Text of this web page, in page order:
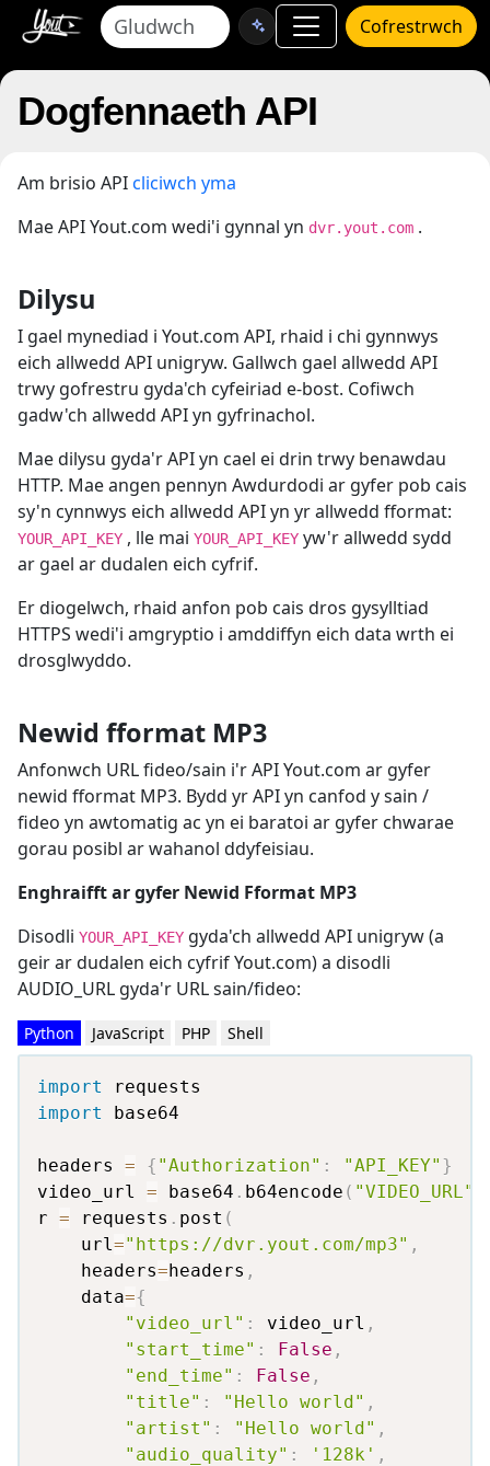
Cofrestrwch
Dogfennaeth API
Am brisio APIcliciwch yma
Mae API Yout.com wedi'i gynnal yn dvr.yout.com .
Dilysu
I gael mynediad i Yout.com API, rhaid i chi gynnwys
eich allwedd API unigryw. Gallwch gael allwedd API
trwy gofrestru gyda'ch cyfeiriad e-bost. Cofiwch
gadw'ch allwedd API yn gyfrinachol.
Mae dilysu gyda'r API yn cael ei drin trwy benawdau
HTTP. Mae angen pennyn Awdurdodi ar gyfer pob cais
sy'n cynnwys eich allwedd API yn yr allwedd fformat:
YOUR_API_KEY , lle mai YOUR_API_KEY yw'r allwedd sydd
ar gael ar dudalen eich cyfrif.
Er diogelwch, rhaid anfon pob cais dros gysylltiad
HTTPS wedi'i amgryptio i amddiffyn eich data wrth ei
drosglwyddo.
Newid fformat MP3
Anfonwch URL fideo/sain i'r API Yout.com ar gyfer
newid fformat MP3. Bydd yr API yn canfod y sain /
fideo yn awtomatig ac yn ei baratoi ar gyfer chwarae
gorau posibl ar wahanol ddyfeisiau.
Enghraifft ar gyfer Newid Fformat MP3
Disodli YOUR_API_KEY gyda'ch allwedd API unigryw (a
geir ar dudalen eich cyfrif Yout.com) a disodli
AUDIO_URL gyda'r URL sain/fideo:
Python JavaScript PHP Shell
import
import base64
headers = { "Authorization" : "API_KEY" }
video_url = base64 . b64encode ( "VIDEO_URL"
r = requests . post (
    url
="https://dvr.yout.com/mp3" ,
    headers
=headers ,
    data
={
"video_url" : video_url ,
"start_time" : False ,
"end_time" : False ,
"title" : "Hello world" ,
"artist" : "Hello world" ,
"audio_quality" : '128k' ,